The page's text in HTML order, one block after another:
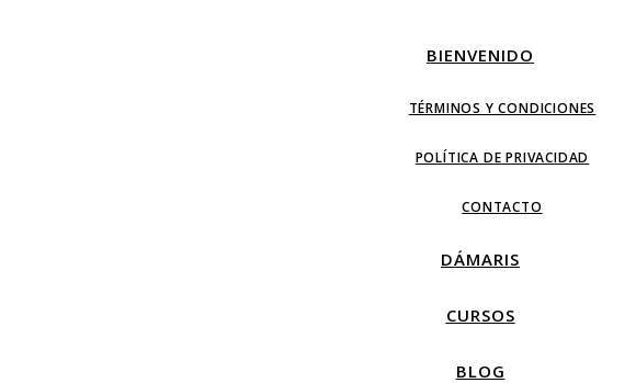
BIENVENIDO
TÉRMINOS Y CONDICIONES
POLÍTICA DE PRIVACIDAD
CONTACTO
DÁMARIS
CURSOS
BLOG